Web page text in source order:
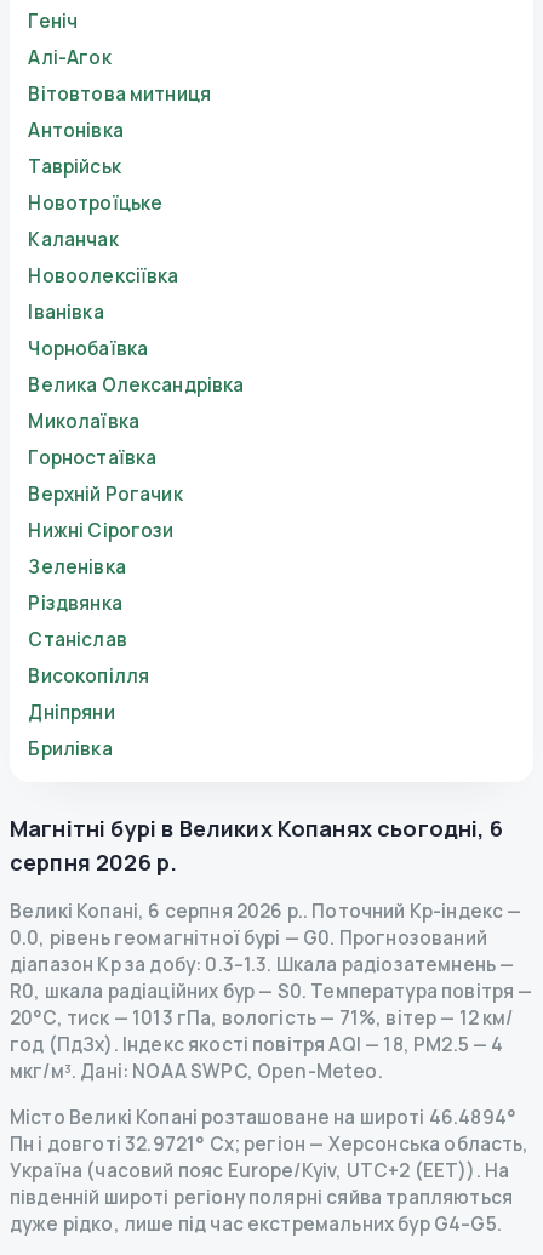
Геніч
Алі-Агок
Вітовтова митниця
Антонівка
Таврійськ
Новотроїцьке
Каланчак
Новоолексіївка
Іванівка
Чорнобаївка
Велика Олександрівка
Миколаївка
Горностаївка
Верхній Рогачик
Нижні Сірогози
Зеленівка
Різдвянка
Станіслав
Високопілля
Дніпряни
Брилівка
Магнітні бурі в Великих Копанях сьогодні, 6
серпня 2026 р.
Великі Копані, 6 серпня 2026 р.. Поточний Kp-індекс—
0.0, рівень геомагнітної бурі — G0. Прогнозований
діапазон Kp за добу: 0.3–1.3. Шкала радіозатемнень—
R0, шкала радіаційних бур— S0. Температура повітря —
20°C, тиск — 1013 гПа, вологість — 71%, вітер — 12 км/
год (ПдЗх). Індекс якості повітря AQI — 18, PM2.5 — 4
мкг/м³. Дані: NOAA SWPC, Open-Meteo.
Місто Великі Копані розташоване на широті 46.4894°
Пн і довготі 32.9721° Сх; регіон — Херсонська область,
Україна (часовий пояс Europe/Kyiv, UTC+2 (EET)). На
південній широті регіону полярні сяйва трапляються
дуже рідко, лише під час екстремальних бур G4–G5.